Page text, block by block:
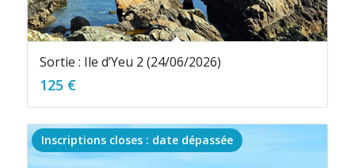
Sortie : Ile d’Yeu 2 (24/06/2026)
125 €
Inscriptions closes : date dépassée